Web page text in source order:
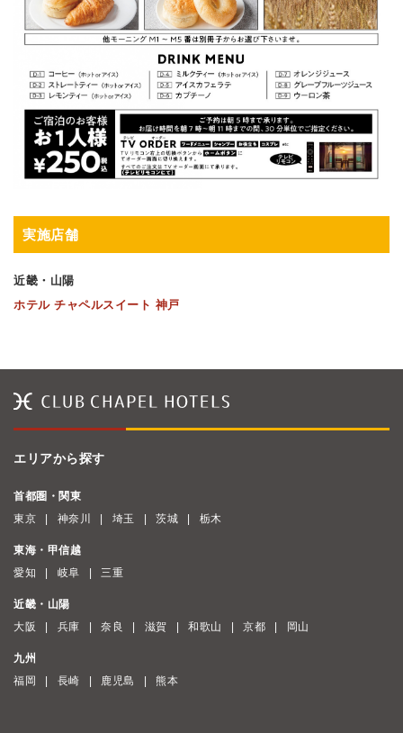
実施店舗
近畿・山陽
ホテル チャペルスイート 神戸
エリアから探す
首都圏・関東
東京
神奈川 埼玉 茨城 栃木
東海・甲信越
愛知
岐阜 三重
近畿・山陽
大阪
兵庫 奈良 滋賀 和歌山 京都 岡山
九州
福岡
長崎 鹿児島 熊本